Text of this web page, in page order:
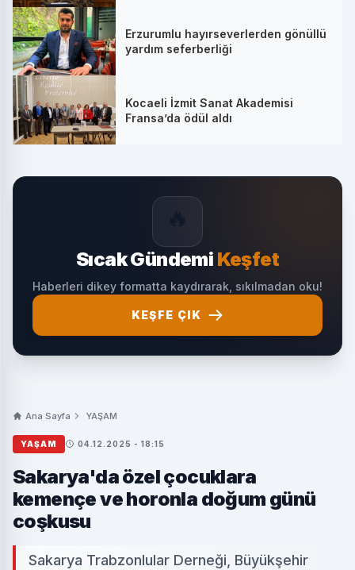
Erzurumlu hayırseverlerden gönüllü
yardım seferberliği
Kocaeli İzmit Sanat Akademisi
Fransa’da ödül aldı
Sıcak Gündemi Keşfet
Haberleri dikey formatta kaydırarak, sıkılmadan oku!
KEŞFE ÇIK
Ana Sayfa YAŞAM
YAŞAM 04.12.2025 - 18:15
Sakarya'da özel çocuklara
kemençe ve horonla doğum günü
coşkusu
Sakarya Trabzonlular Derneği, Büyükşehir